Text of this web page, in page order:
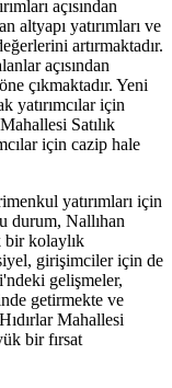
açısından
altyapı yatırımları ve
artırmaktadır.
açısından
çıkmaktadır. Yeni
yatırımcılar için
Satılık
için cazip hale
yatırımları için
durum, Nallıhan
bir kolaylık
girişimciler için de
gelişmeler,
getirmekte ve
Mahallesi
bir fırsat